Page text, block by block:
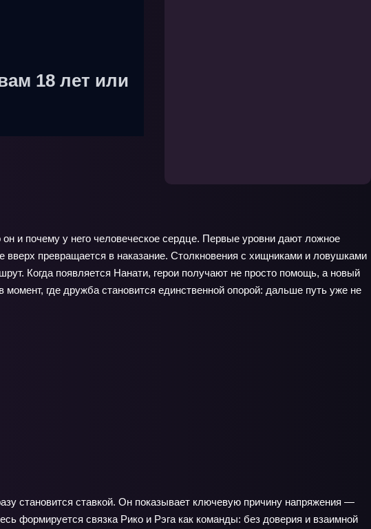
18 лет или
и почему у него человеческое сердце. Первые уровни дают ложное
превращается в наказание. Столкновения с хищниками и ловушками
Когда появляется Нанати, герои получают не просто помощь, а новый
где дружба становится единственной опорой: дальше путь уже не
становится ставкой. Он показывает ключевую причину напряжения —
формируется связка Рико и Рэга как команды: без доверия и взаимной